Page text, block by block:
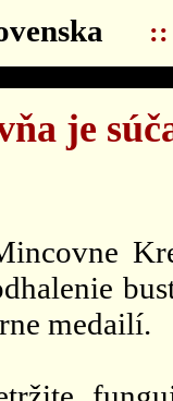
::
je
medailí.